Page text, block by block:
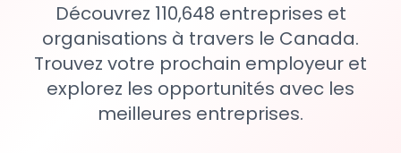
Découvrez 110,648 entreprises et
organisations à travers le Canada.
Trouvez votre prochain employeur et
explorez les opportunités avec les
meilleures entreprises.